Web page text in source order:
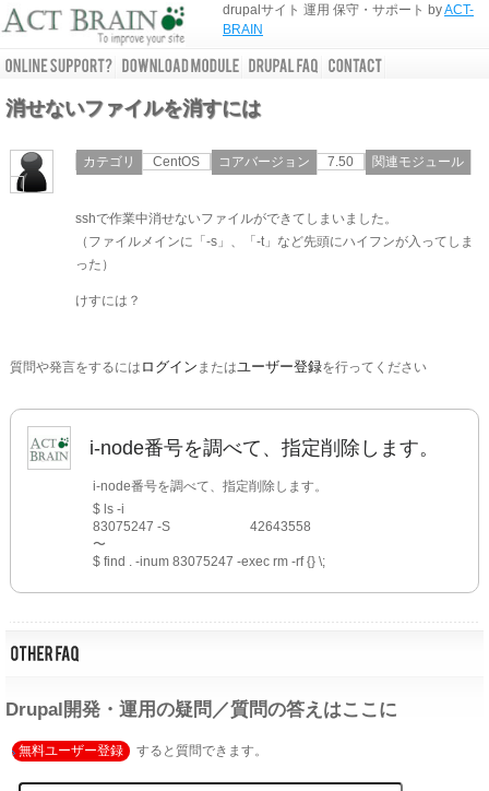
drupalサイト 運用 保守・サポート byACT-
BRAIN
消せないファイルを消すには
カテゴリ CentOS コアバージョン 7.50 関連モジュール
sshで作業中消せないファイルができてしまいました。
（ファイルメインに「-s」、「-t」など先頭にハイフンが入ってしま
った）
けすには？
質問や発言をするには ログイン またはユーザー登録を行ってください
i-node番号を調べて、指定削除します。
i-node番号を調べて、指定削除します。
$ ls -i
83075247 -S			42643558
〜
$ find . -inum 83075247 -exec rm -rf {} \;
Drupal開発・運用の疑問／質問の答えはここに
無料ユーザー登録 すると質問できます。